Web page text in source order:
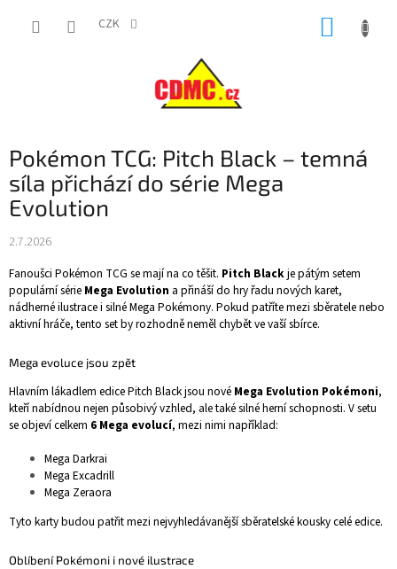
CZK
Pokémon TCG: Pitch Black – temná
síla přichází do série Mega
Evolution
2.7.2026
Fanoušci Pokémon TCG se mají na co těšit. Pitch Blackje pátým setem
populární série Mega Evolution a přináší do hry řadu nových karet,
nádherné ilustrace i silné Mega Pokémony. Pokud patříte mezi sběratele nebo
aktivní hráče, tento set by rozhodně neměl chybět ve vaší sbírce.
Mega evoluce jsou zpět
Hlavním lákadlem edice Pitch Black jsou nové Mega Evolution Pokémoni,
kteří nabídnou nejen působivý vzhled, ale také silné herní schopnosti. V setu
se objeví celkem 6 Mega evolucí, mezi nimi například:
Mega Darkrai
Mega Excadrill
Mega Zeraora
Tyto karty budou patřit mezi nejvyhledávanější sběratelské kousky celé edice.
Oblíbení Pokémoni i nové ilustrace